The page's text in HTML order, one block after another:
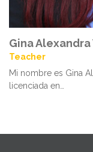
Gina
Teacher
Mi nombre es Gina
licenciada en…